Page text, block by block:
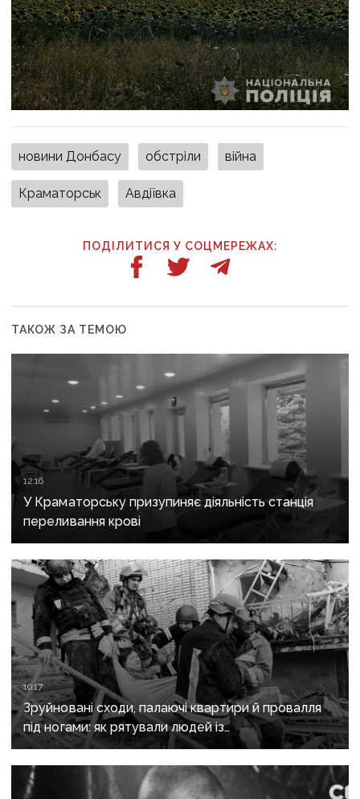
новини Донбасу обстріли війна
Краматорськ Авдіївка
ПОДІЛИТИСЯ У СОЦМЕРЕЖАХ:
ТАКОЖ ЗА ТЕМОЮ
12:16
У Краматорську призупиняє діяльність станція
переливання крові
10:17
Зруйновані сходи, палаючі квартири й провалля
під ногами: як рятували людей із
багатоповерхівки в Краматорську